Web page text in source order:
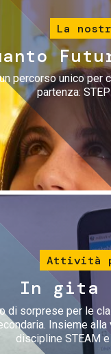
La
un percorso unico per
partenza:
Attività
In gita
di sorprese per le
Insieme
discipline STEAM